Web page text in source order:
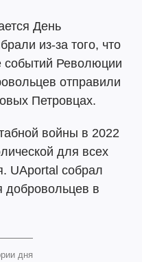
День
из-за того, что
событий Революции
отправили
Петровцах.
войны в 2022
для всех
UAportal собрал
добровольцев в
дня